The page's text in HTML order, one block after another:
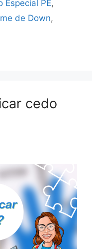
Especial PE,
de Down,
cedo